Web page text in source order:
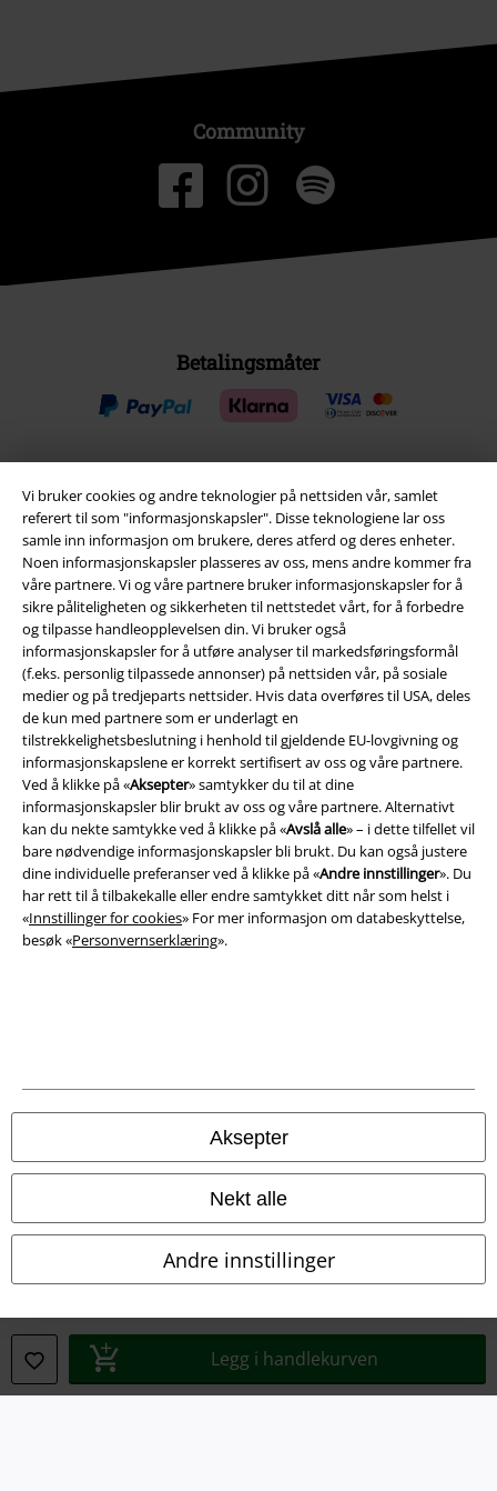
Vi bruker cookies og andre teknologier på nettsiden vår, samlet
referert til som "informasjonskapsler". Disse teknologiene lar oss
samle inn informasjon om brukere, deres atferd og deres enheter.
Noen informasjonskapsler plasseres av oss, mens andre kommer fra
våre partnere. Vi og våre partnere bruker informasjonskapsler for å
sikre påliteligheten og sikkerheten til nettstedet vårt, for å forbedre
og tilpasse handleopplevelsen din. Vi bruker også
informasjonskapsler for å utføre analyser til markedsføringsformål
(f.eks. personlig tilpassede annonser) på nettsiden vår, på sosiale
medier og på tredjeparts nettsider. Hvis data overføres til USA, deles
de kun med partnere som er underlagt en
tilstrekkelighetsbeslutning i henhold til gjeldende EU-lovgivning og
informasjonskapslene er korrekt sertifisert av oss og våre partnere.
Ved å klikke på «Aksepter» samtykker du til at dine
informasjonskapsler blir brukt av oss og våre partnere. Alternativt
kan du nekte samtykke ved å klikke på «Avslå alle» – i dette tilfellet vil
bare nødvendige informasjonskapsler bli brukt. Du kan også justere
dine individuelle preferanser ved å klikke på «Andre innstillinger». Du
har rett til å tilbakekalle eller endre samtykket ditt når som helst i
«Innstillinger for cookies» For mer informasjon om databeskyttelse,
besøk «Personvernserklæring».
Aksepter
Nekt alle
Andre innstillinger
Legg i handlekurven
Community
Betalingsmåter
Frakt
EMP App
Her kan du laste ned EMPs nye app helt gratis og ta del i alle de nye
funksjonene og fordelene!
A Warner Music Group Company
Juridisk informasjon/Vilkår
Avfallshåndtering og miljøbeskyttelse
Samsvarserklæring